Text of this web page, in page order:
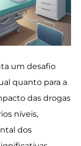
um desafio
quanto para a
das drogas
níveis,
dos